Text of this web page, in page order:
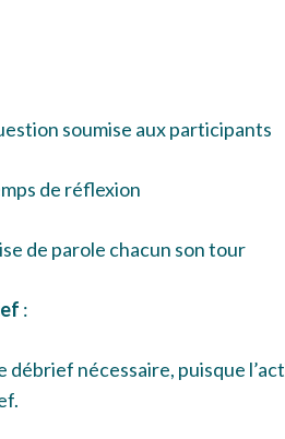
soumise aux participants
de réflexion
de parole chacun son tour
:
débrief nécessaire, puisque